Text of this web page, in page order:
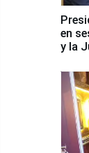
en
y la